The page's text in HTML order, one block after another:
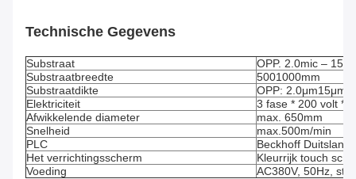
Technische Gegevens
Substraat
OPP. 2.0mic –
Substraatbreedte
5001000mm
Substraatdikte
OPP: 2.0μm15μm;
Elektriciteit
3 fase * 200 volt
Afwikkelende diameter
max. 650mm
Snelheid
max.500m/min
PLC
Beckhoff Duitsland
Het verrichtingsscherm
Kleurrijk touch
Voeding
AC380V, 50Hz,